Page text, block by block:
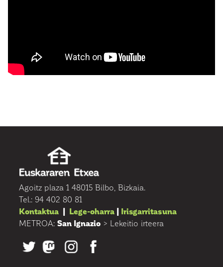
Agoitz plaza 1 48015 Bilbo, Bizkaia.
Tel.: 94 402 80 81
Kontaktua | Lege-oharra | Irisgarritasuna
METROA: San Ignazio > Lekeitio irteera